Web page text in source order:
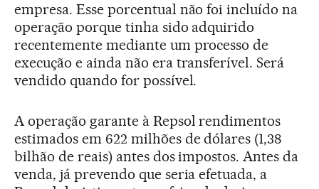
empresa. Esse porcentual não foi incluído na
operação porque tinha sido adquirido
recentemente mediante um processo de
execução e ainda não era transferível. Será
vendido quando for possível.
A operação garante à Repsol rendimentos
estimados em 622 milhões de dólares (1,38
bilhão de reais) antes dos impostos. Antes da
venda, já prevendo que seria efetuada, a